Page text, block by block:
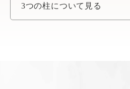
3つの柱について見る